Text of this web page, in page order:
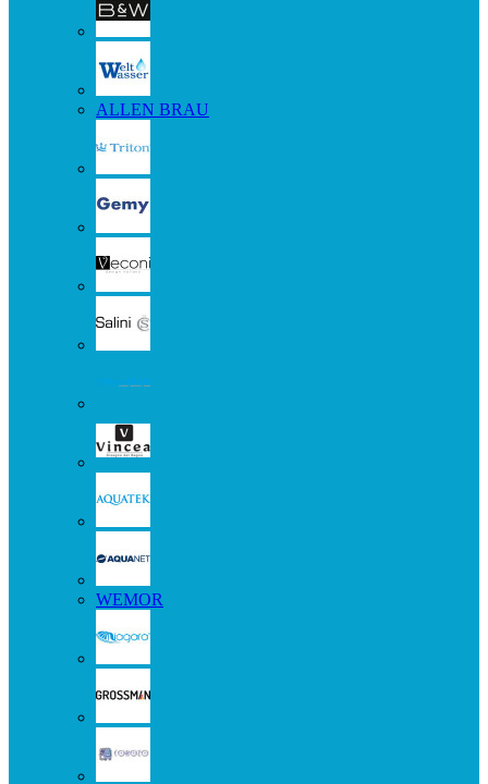
ALLEN BRAU
WEMOR